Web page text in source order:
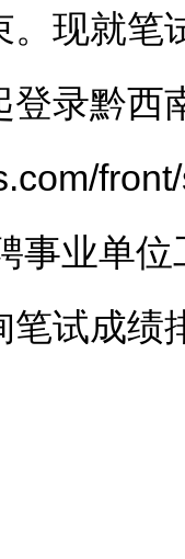
。现就笔
录黔西
事业单位
笔试成绩